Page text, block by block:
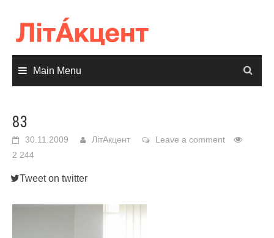
content
Main Menu
83
30.11.2009 ЛітАкцент
Leave a comment
2 244
Tweet on twitter